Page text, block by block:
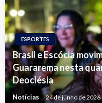
ESPORTES
Brasil e Escócia
Guararema nesta
Deoclésia
Notícias 24 de junho de 2026